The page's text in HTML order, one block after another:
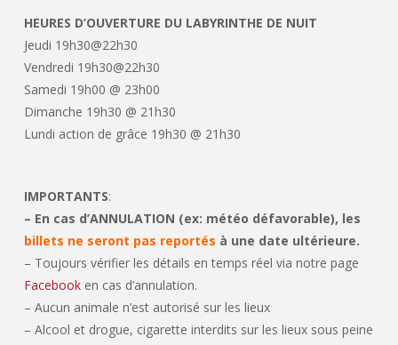
HEURES D’OUVERTURE DU LABYRINTHE DE NUIT
Jeudi 19h30@22h30
Vendredi 19h30@22h30
Samedi 19h00 @ 23h00
Dimanche 19h30 @ 21h30
Lundi action de grâce 19h30 @ 21h30
IMPORTANTS:
– En cas d’ANNULATION (ex: météo défavorable), les
billets ne seront pas reportés à une date ultérieure.
– Toujours vérifier les détails en temps réel via notre page
Facebooken cas d’annulation.
– Aucun animale n’est autorisé sur les lieux
– Alcool et drogue, cigarette interdits sur les lieux sous peine